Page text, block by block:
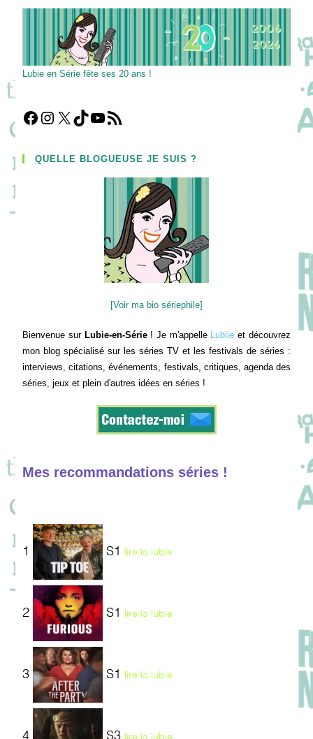
2024
:
Compétition
Officielle
!
Lubie en Série fête ses 20 ans !
Facebook
Instagram
X TikTokYouTube
Flux RSS
QUELLE BLOGUEUSE JE SUIS ?
[Voir ma bio sériephile]
Bienvenue sur Lubie-en-Série! Je m'appelle Lubiie et découvrez
mon blog spécialisé sur les séries TV et les festivals de séries :
interviews, citations, événements, festivals, critiques, agenda des
séries, jeux et plein d'autres idées en séries !
Mes recommandations séries !
1 S1 lire la lubie
2 S1 lire la lubie
3 S1 lire la lubie
4 S3 lire la lubie